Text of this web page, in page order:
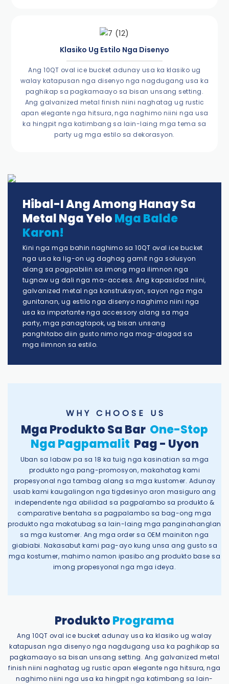
Klasiko Ug Estilo Nga Disenyo
Ang 10QT oval ice bucket adunay usa ka klasiko ug
walay katapusan nga disenyo nga nagdugang usa ka
paghikap sa pagkamaayo sa bisan unsang setting.
Ang galvanized metal finish niini naghatag ug rustic
apan elegante nga hitsura, nga naghimo niini nga usa
ka hingpit nga katimbang sa lain-laing mga tema sa
party ug mga estilo sa dekorasyon.
Hibal-I Ang Among Hanay Sa
Metal Nga YeloMga Balde
Karon!
Kini nga mga bahin naghimo sa 10QT oval ice bucket
nga usa ka lig-on ug daghag gamit nga solusyon
alang sa pagpabilin sa imong mga ilimnon nga
tugnaw ug dali nga ma-access. Ang kapasidad niini,
galvanized metal nga konstruksyon, sayon ​​nga mga
gunitanan, ug estilo nga disenyo naghimo niini nga
usa ka importante nga accessory alang sa mga
party, mga panagtapok, ug bisan unsang
panghitabo diin gusto nimo nga mag-alagad sa
mga ilimnon sa estilo.
W H Y C H O O S E U S
Mga Produkto Sa Bar One-Stop
Nga Pagpamalit Pag - Uyon
Uban sa labaw pa sa 18 ka tuig nga kasinatian sa mga
produkto nga pang-promosyon, makahatag kami
propesyonal nga tambag alang sa mga kustomer. Adunay
usab kami kaugalingon nga tigdesinyo aron masiguro ang
independente nga abilidad sa pagpalambo sa produkto &
comparative bentaha sa pagpalambo sa bag-ong mga
produkto nga makatubag sa lain-laing mga panginahanglan
sa mga kustomer. Ang mga order sa OEM mainiton nga
giabiabi. Nakasabut kami pag-ayo kung unsa ang gusto sa
mga kostumer, mahimo namon ipasibo ang produkto base sa
imong propesyonal nga mga ideya.
ProduktoPrograma
Ang 10QT oval ice bucket adunay usa ka klasiko ug walay
katapusan nga disenyo nga nagdugang usa ka paghikap sa
pagkamaayo sa bisan unsang setting. Ang galvanized metal
finish niini naghatag ug rustic apan elegante nga hitsura, nga
naghimo niini nga usa ka hingpit nga katimbang sa lain-